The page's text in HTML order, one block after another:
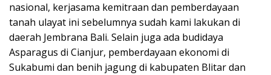
nasional, kerjasama kemitraan dan pemberdayaan
tanah ulayat ini sebelumnya sudah kami lakukan di
daerah Jembrana Bali. Selain juga ada budidaya
Asparagus di Cianjur, pemberdayaan ekonomi di
Sukabumi dan benih jagung di kabupaten Blitar dan